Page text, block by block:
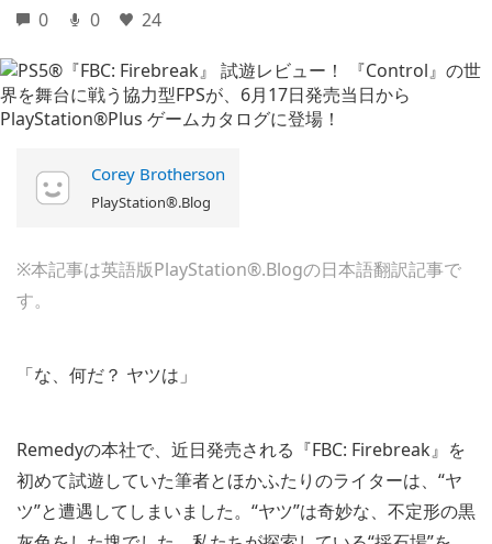
0 0 24
Corey Brotherson
PlayStation®.Blog
※本記事は英語版PlayStation®.Blogの日本語翻訳記事で
す。
「な、何だ？ ヤツは」
Remedyの本社で、近日発売される『FBC: Firebreak』を
初めて試遊していた筆者とほかふたりのライターは、“ヤ
ツ”と遭遇してしまいました。“ヤツ”は奇妙な、不定形の黒